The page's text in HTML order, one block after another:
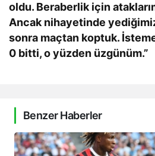
oldu. Beraberlik için
Ancak nihayetinde
sonra maçtan koptuk.
0 bitti, o yüzden üzgünüm.”
Benzer Haberler